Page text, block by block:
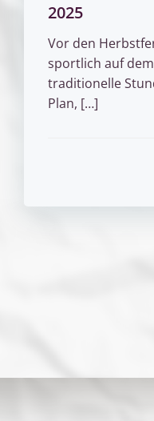
2025
Vor den
sportlich auf
traditionelle
Plan, […]